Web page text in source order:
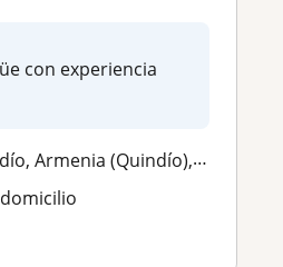
con experiencia
Calarca, Circasia, Montenegro